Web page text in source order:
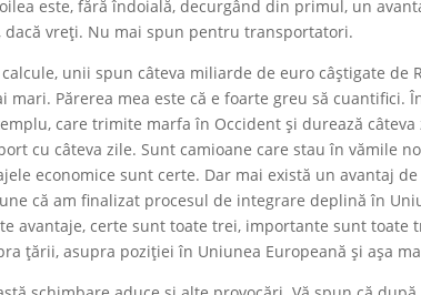
este, fără îndoială, decurgând din primul, un
vreți. Nu mai spun pentru transportatori.
unii spun câteva miliarde de euro câștigate de
mari. Părerea mea este că e foarte greu să cuantifici.
care trimite marfa în Occident și durează
cu câteva zile. Sunt camioane care stau în vămile
economice sunt certe. Dar mai există un avantaj
că am finalizat procesul de integrare deplină în
avantaje, certe sunt toate trei, importante sunt toate
țării, asupra poziției în Uniunea Europeană și așa